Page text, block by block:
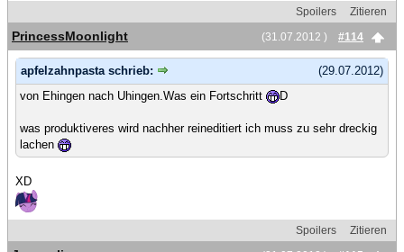
Spoilers
Zitieren
(31.07.2012 )
#114
PrincessMoonlight
(29.07.2012)
apfelzahnpasta schrieb:
von Ehingen nach Uhingen.Was ein Fortschritt
D
was produktiveres wird nachher reineditiert ich muss zu sehr dreckig
lachen
XD
Spoilers
Zitieren